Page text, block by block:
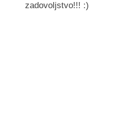
zadovoljstvo!!! :)